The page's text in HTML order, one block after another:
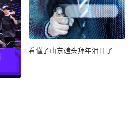
看懂了山东磕头拜年泪目了